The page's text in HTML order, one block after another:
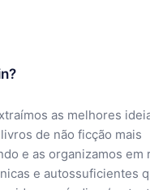
as melhores
de não ficção mais
e as organizamos em
e autossuficientes